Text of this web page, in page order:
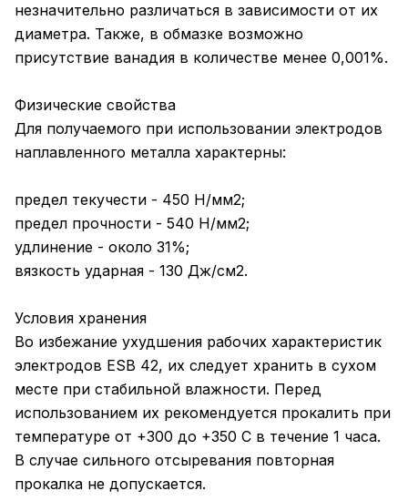
незначительно различаться в зависимости от их
диаметра. Также, в обмазке возможно
присутствие ванадия в количестве менее 0,001%.
Физические свойства
Для получаемого при использовании электродов
наплавленного металла характерны:
предел текучести - 450 Н/мм2;
предел прочности - 540 Н/мм2;
удлинение - около 31%;
вязкость ударная - 130 Дж/см2.
Условия хранения
Во избежание ухудшения рабочих характеристик
электродов ESB 42, их следует хранить в сухом
месте при стабильной влажности. Перед
использованием их рекомендуется прокалить при
температуре от +300 до +350 С в течение 1 часа.
В случае сильного отсыревания повторная
прокалка не допускается.